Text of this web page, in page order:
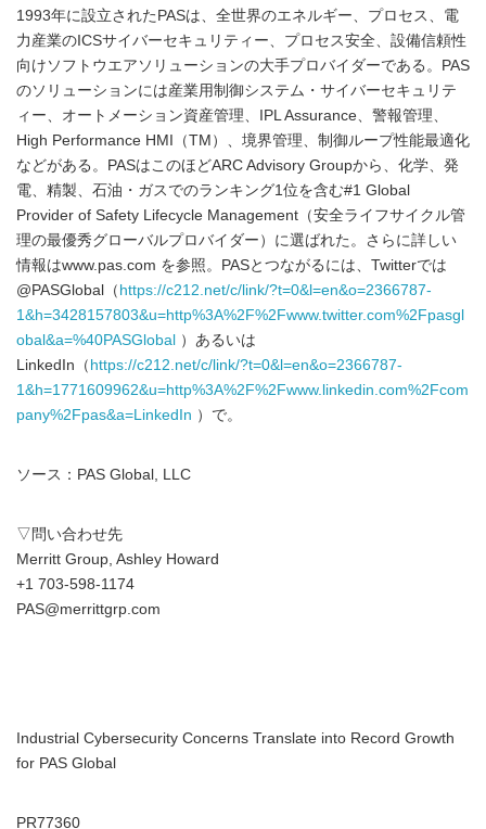
1993年に設立されたPASは、全世界のエネルギー、プロセス、電
力産業のICSサイバーセキュリティー、プロセス安全、設備信頼性
向けソフトウエアソリューションの大手プロバイダーである。PAS
のソリューションには産業用制御システム・サイバーセキュリテ
ィー、オートメーション資産管理、IPL Assurance、警報管理、
High Performance HMI（TM）、境界管理、制御ループ性能最適化
などがある。PASはこのほどARC Advisory Groupから、化学、発
電、精製、石油・ガスでのランキング1位を含む#1 Global
Provider of Safety Lifecycle Management（安全ライフサイクル管
理の最優秀グローバルプロバイダー）に選ばれた。さらに詳しい
情報はwww.pas.com を参照。PASとつながるには、Twitterでは
@PASGlobal（ https://c212.net/c/link/?t=0&l=en&o=2366787-
1&h=3428157803&u=http%3A%2F%2Fwww.twitter.com%2Fpasgl
obal&a=%40PASGlobal ）あるいは
LinkedIn（ https://c212.net/c/link/?t=0&l=en&o=2366787-
1&h=1771609962&u=http%3A%2F%2Fwww.linkedin.com%2Fcom
pany%2Fpas&a=LinkedIn ）で。
ソース：PAS Global, LLC
▽問い合わせ先
Merritt Group, Ashley Howard
+1 703-598-1174
PAS@merrittgrp.com
Industrial Cybersecurity Concerns Translate into Record Growth
for PAS Global
PR77360